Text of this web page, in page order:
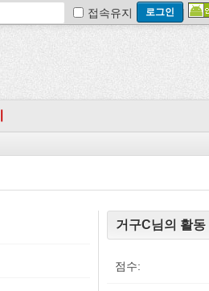
접속유지
거구C님의 활동
점수: